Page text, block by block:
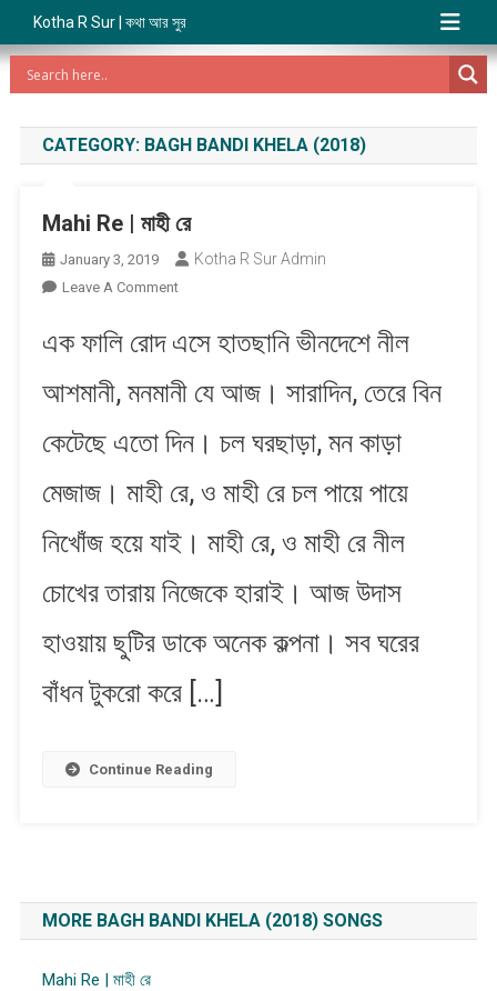
Kotha R Sur | কথা আর সুর
CATEGORY: BAGH BANDI KHELA (2018)
Mahi Re | মাহী রে
January 3, 2019 Kotha R Sur Admin
Leave A CommentOn
Re
মাহী
এক ফালি রোদ এসে হাতছানি ভীনদেশে নীল
আশমানী, মনমানী যে আজ। সারাদিন, তেরে বিন
কেটেছে এতো দিন। চল ঘরছাড়া, মন কাড়া
মেজাজ। মাহী রে, ও মাহী রে চল পায়ে পায়ে
নিখোঁজ হয়ে যাই। মাহী রে, ও মাহী রে নীল
চোখের তারায় নিজেকে হারাই। আজ উদাস
হাওয়ায় ছুটির ডাকে অনেক কল্পনা। সব ঘরের
বাঁধন টুকরো করে […]
Continue Reading
MORE BAGH BANDI KHELA (2018) SONGS
Mahi Re | মাহী রে